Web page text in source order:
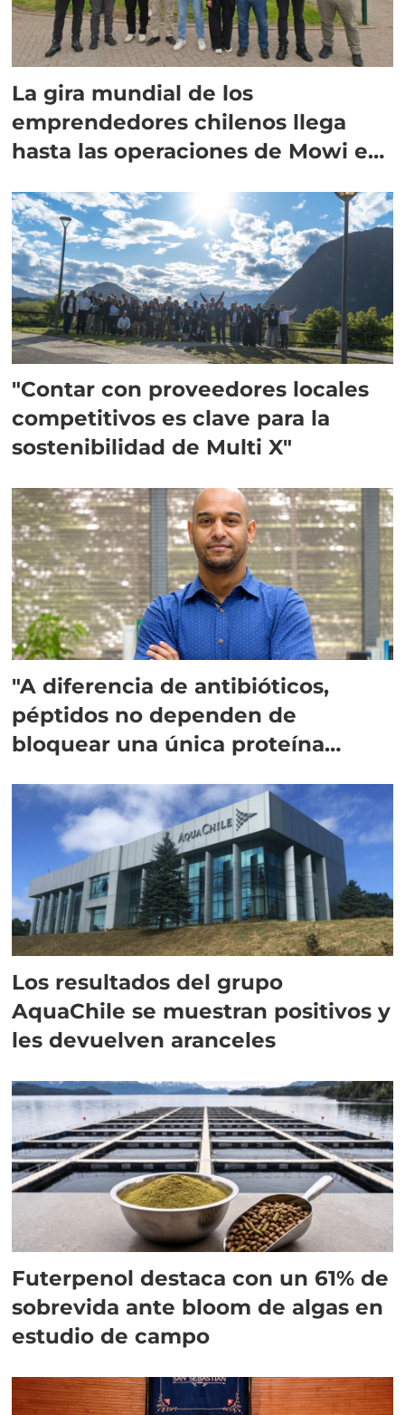
La gira mundial de los
emprendedores chilenos llega
hasta las operaciones de Mowi en
"Contar con proveedores locales
competitivos es clave para la
sostenibilidad de Multi X"
"A diferencia de antibióticos,
péptidos no dependen de
bloquear una única proteína
Los resultados del grupo
AquaChile se muestran positivos y
les devuelven aranceles
Futerpenol destaca con un 61% de
sobrevida ante bloom de algas en
estudio de campo